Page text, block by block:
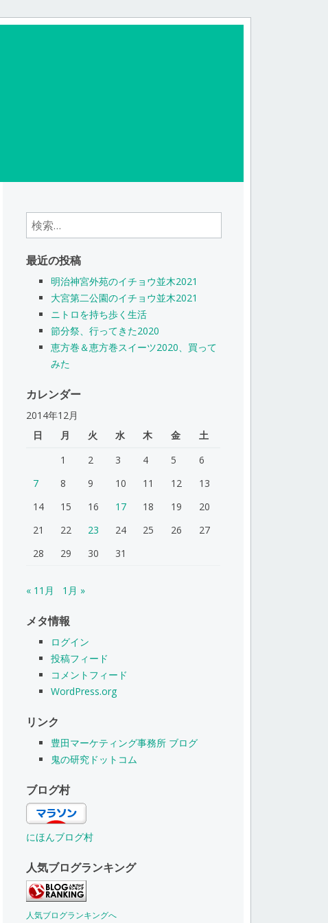
検
索:
最近の投稿
明治神宮外苑のイチョウ並木2021
大宮第二公園のイチョウ並木2021
ニトロを持ち歩く生活
節分祭、行ってきた2020
恵方巻＆恵方巻スイーツ2020、買って
みた
カレンダー
2014年12月
日
月 火 水 木 金
土
1
2 3 4 5
6
7
8 9 10 11 12
13
14
15 16 17 18 19
20
21
22 23 24 25 26
27
28
29 30 31
« 11月 1月 »
メタ情報
ログイン
投稿フィード
コメントフィード
WordPress.org
リンク
豊田マーケティング事務所 ブログ
鬼の研究ドットコム
ブログ村
にほんブログ村
人気ブログランキング
人気ブログランキングへ